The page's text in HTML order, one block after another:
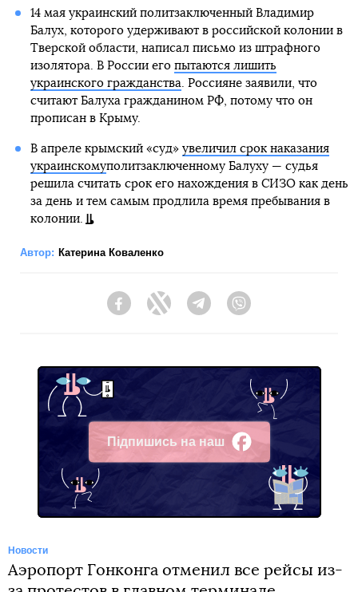
14 мая украинский политзаключенный Владимир
Балух, которого удерживают в российской колонии в
Тверской области, написал письмо из штрафного
изолятора. В России его пытаются лишить
украинского гражданства. Россияне заявили, что
считают Балуха гражданином РФ, потому что он
прописан в Крыму.
В апреле крымский «суд» увеличил срок наказания
украинскомуполитзаключенному Балуху — судья
решила считать срок его нахождения в СИЗО как день
за день и тем самым продлила время пребывания в
колонии.
Автор: Катерина Коваленко
FacebookTwitter Telegram
Підпишись на наш
Facebook
Новости
Аэропорт Гонконга отменил все рейсы из-